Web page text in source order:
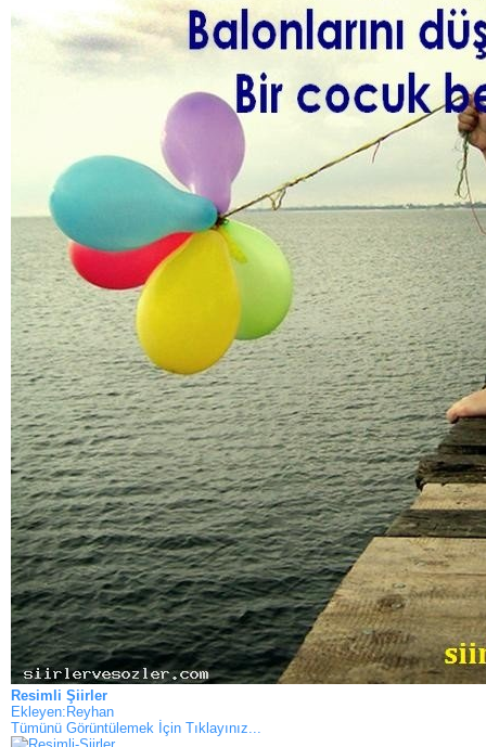
Resimli Şiirler
Ekleyen:Reyhan
Tümünü Görüntülemek İçin Tıklayınız...